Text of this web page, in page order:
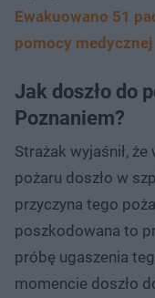
Ewakuowano 51
pomocy medycznej
Jak doszło do
Poznaniem?
Strażak wyjaśnił,
pożaru doszło w
przyczyna tego
poszkodowana to
próbę ugaszenia
momencie doszło